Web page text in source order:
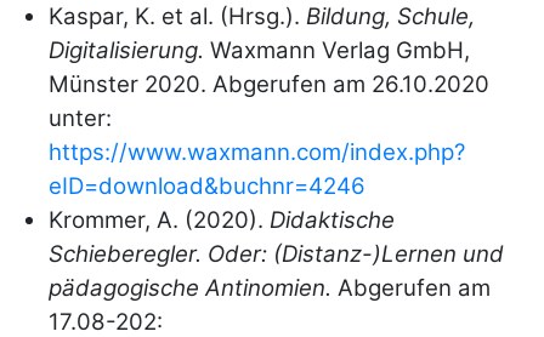
Kaspar, K. et al. (Hrsg.). Bildung, Schule,
Digitalisierung. Waxmann Verlag GmbH,
Münster 2020. Abgerufen am 26.10.2020
unter:
https://www.waxmann.com/index.php?
eID=download&buchnr=4246
Krommer, A. (2020). Didaktische
Schieberegler. Oder: (Distanz-)Lernen und
pädagogische Antinomien. Abgerufen am
17.08-202: